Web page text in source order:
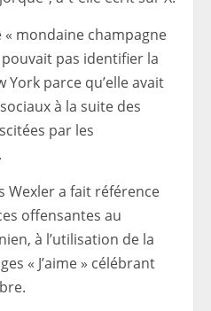
« mondaine champagne
pouvait pas identifier la
parce qu’elle avait
à la suite des
par les
Wexler a fait référence
offensantes au
à l’utilisation de la
« J’aime » célébrant